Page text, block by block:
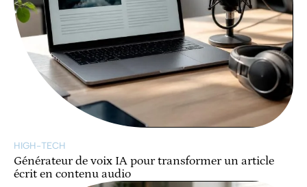
HIGH-TECH
Générateur de voix IA pour transformer un article
écrit en contenu audio